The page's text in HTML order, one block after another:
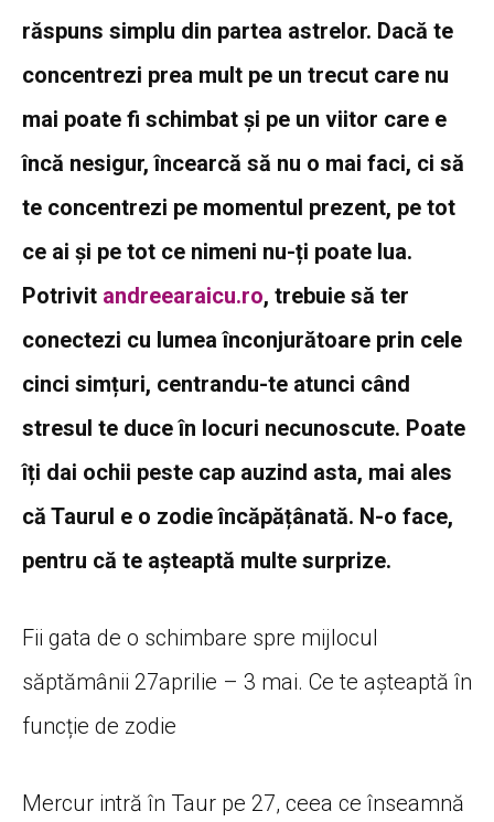
răspuns simplu din partea astrelor. Dacă te
concentrezi prea mult pe un trecut care nu
mai poate fi schimbat și pe un viitor care e
încă nesigur, încearcă să nu o mai faci, ci să
te concentrezi pe momentul prezent, pe tot
ce ai și pe tot ce nimeni nu-ți poate lua.
Potrivit andreearaicu.ro, trebuie să ter
conectezi cu lumea înconjurătoare prin cele
cinci simțuri, centrandu-te atunci când
stresul te duce în locuri necunoscute. Poate
îți dai ochii peste cap auzind asta, mai ales
că Taurul e o zodie încăpățânată. N-o face,
pentru că te așteaptă multe surprize.
Fii gata de o schimbare spre mijlocul
săptămânii 27aprilie – 3 mai. Ce te așteaptă în
funcție de zodie
Mercur intră în Taur pe 27, ceea ce înseamnă